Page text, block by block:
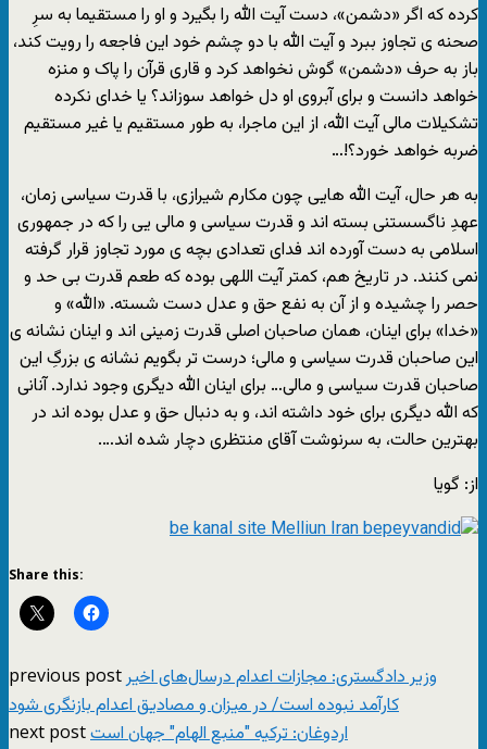
کرده که اگر «دشمن»، دست آیت الله را بگیرد و او را مستقیما به سرِ
صحنه ى تجاوز ببرد و آیت الله با دو چشم خود این فاجعه را رویت کند،
باز به حرف «دشمن» گوش نخواهد کرد و قارى قرآن را پاک و منزه
خواهد دانست و براى آبروى او دل خواهد سوزاند؟ یا خداى نکرده
تشکیلات مالى آیت الله، از این ماجرا، به طور مستقیم یا غیر مستقیم
ضربه خواهد خورد؟!…
به هر حال، آیت الله هایى چون مکارم شیرازى، با قدرت سیاسى زمان،
عهدِ ناگسستنى بسته اند و قدرت سیاسى و مالى یى را که در جمهورى
اسلامى به دست آورده اند فداى تعدادى بچه ى مورد تجاوز قرار گرفته
نمى کنند. در تاریخ هم، کمتر آیت اللهى بوده که طعم قدرت بى حد و
حصر را چشیده و از آن به نفع حق و عدل دست شسته. «الله» و
«خدا» براى اینان، همان صاحبان اصلى قدرت زمینى اند و اینان نشانه ى
این صاحبان قدرت سیاسى و مالى؛ درست تر بگویم نشانه ى بزرگِ این
صاحبان قدرت سیاسى و مالى… براى اینان الله دیگرى وجود ندارد. آنانى
که الله دیگرى براى خود داشته اند، و به دنبال حق و عدل بوده اند در
بهترین حالت، به سرنوشت آقاى منتظرى دچار شده اند….
از: گویا
Share this:
previous postوزیر دادگستری: مجازات‌ اعدام درسال‌های اخیر
کارآمد نبوده‌ است/ در میزان و مصادیق اعدام بازنگری شود
next postاردوغان: ترکیه "منبع الهام" جهان است